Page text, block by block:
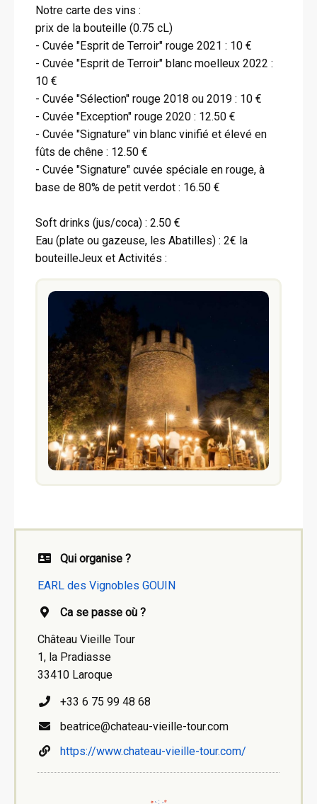
Notre carte des vins :
prix de la bouteille (0.75 cL)
- Cuvée "Esprit de Terroir" rouge 2021 : 10 €
- Cuvée "Esprit de Terroir" blanc moelleux 2022 :
10 €
- Cuvée "Sélection" rouge 2018 ou 2019 : 10 €
- Cuvée "Exception" rouge 2020 : 12.50 €
- Cuvée "Signature" vin blanc vinifié et élevé en
fûts de chêne : 12.50 €
- Cuvée "Signature" cuvée spéciale en rouge, à
base de 80% de petit verdot : 16.50 €
Soft drinks (jus/coca) : 2.50 €
Eau (plate ou gazeuse, les Abatilles) : 2€ la
bouteilleJeux et Activités :
Qui organise ?
EARL des Vignobles GOUIN
Ca se passe où ?
Château Vieille Tour
1, la Pradiasse
33410 Laroque
+33 6 75 99 48 68
beatrice@chateau-vieille-tour.com
https://www.chateau-vieille-tour.com/